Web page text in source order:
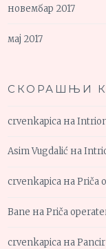
новембар 2017
мај 2017
СКОРАШЊИ
crvenkapica на
Asim Vugdalić на
crvenkapica наPriča
Bane наPriča
crvenkapica на